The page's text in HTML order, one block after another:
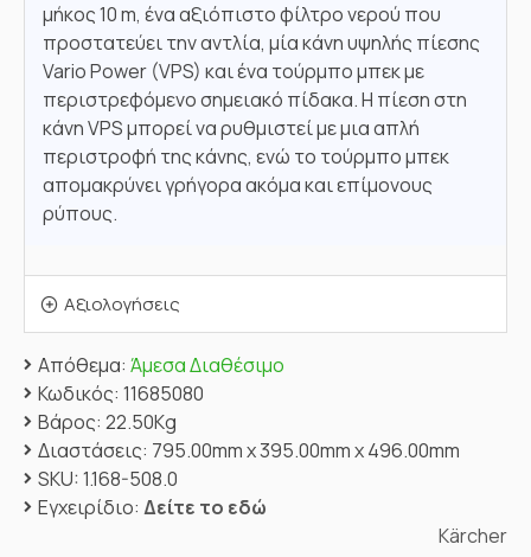
μήκος 10 m, ένα αξιόπιστο φίλτρο νερού που
προστατεύει την αντλία, μία κάνη υψηλής πίεσης
Vario Power (VPS) και ένα τούρμπο μπεκ με
περιστρεφόμενο σημειακό πίδακα. Η πίεση στη
κάνη VPS μπορεί να ρυθμιστεί με μια απλή
περιστροφή της κάνης, ενώ το τούρμπο μπεκ
απομακρύνει γρήγορα ακόμα και επίμονους
ρύπους.
Αξιολογήσεις
Απόθεμα: Άμεσα Διαθέσιμο
Κωδικός: 11685080
Βάρος: 22.50Kg
Διαστάσεις: 795.00mm x 395.00mm x 496.00mm
SKU:1.168-508.0
Εγχειρίδιο: Δείτε το εδώ
Kärcher